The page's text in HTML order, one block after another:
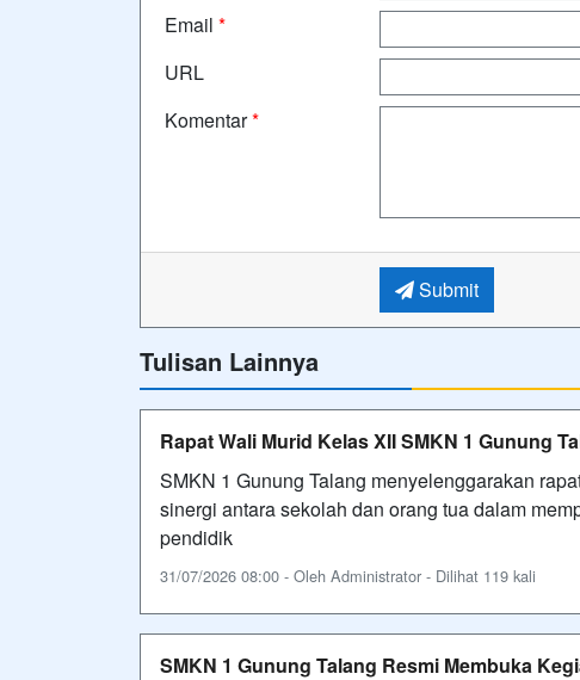
Email *
URL
Komentar*
Submit
Tulisan Lainnya
Rapat Wali Murid Kelas XII SMKN 1 Gunung
SMKN 1 Gunung Talang menyelenggarakan
sinergi antara sekolah dan orang tua dalam
pendidik
31/07/2026 08:00 - Oleh Administrator - Dilihat 119 kali
SMKN 1 Gunung Talang Resmi Membuka